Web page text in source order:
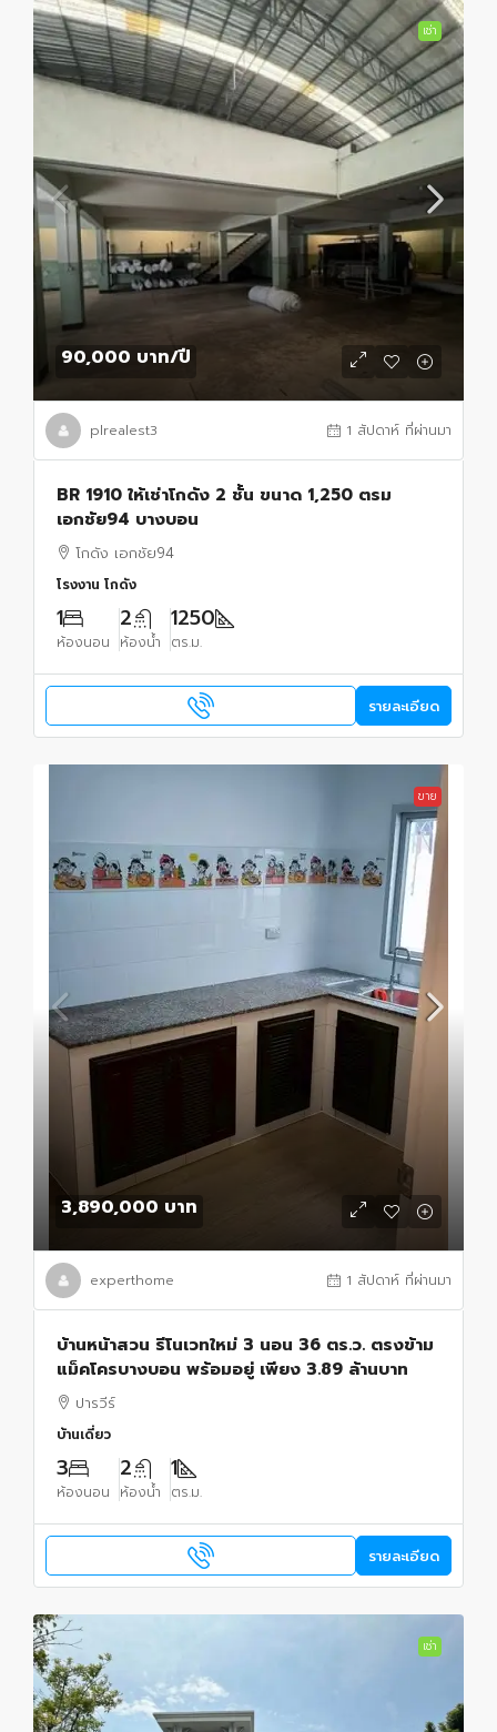
เช่า
90,000 บาท/ปี
plrealest3 1 สัปดาห์ ที่ผ่านมา
BR 1910 ให้เช่าโกดัง 2 ชั้น ขนาด 1,250 ตรม
เอกชัย94 บางบอน
โกดัง เอกชัย94
โรงงาน โกดัง
1
ห้องนอน
2
ห้องน้ำ
1250
ตร.ม.
รายละเอียด
ขาย
3,890,000 บาท
experthome 1 สัปดาห์ ที่ผ่านมา
บ้านหน้าสวน รีโนเวทใหม่ 3 นอน 36 ตร.ว. ตรงข้าม
แม็คโครบางบอน พร้อมอยู่ เพียง 3.89 ล้านบาท
ปารวีร์
บ้านเดี่ยว
3
ห้องนอน
2
ห้องน้ำ
1
ตร.ม.
รายละเอียด
เช่า